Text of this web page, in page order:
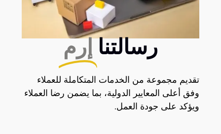
رسالتنا إرم
تقديم مجموعة من الخدمات المتكاملة للعملاء
وفق أعلى المعايير الدولية، بما يضمن رضا العملاء
ويؤكد على جودة العمل.